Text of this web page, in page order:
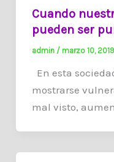
Cuando
pueden ser
admin / marzo 10, 2019
En esta
mostrarse
mal visto,